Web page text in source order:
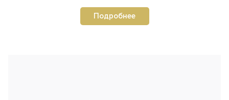
Подробнее